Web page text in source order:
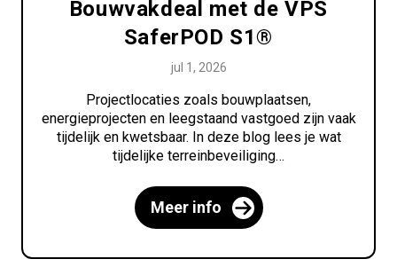
Bouwvakdeal met de VPS
SaferPOD S1®
jul 1, 2026
Projectlocaties zoals bouwplaatsen,
energieprojecten en leegstaand vastgoed zijn vaak
tijdelijk en kwetsbaar. In deze blog lees je wat
tijdelijke terreinbeveiliging…
Meer info